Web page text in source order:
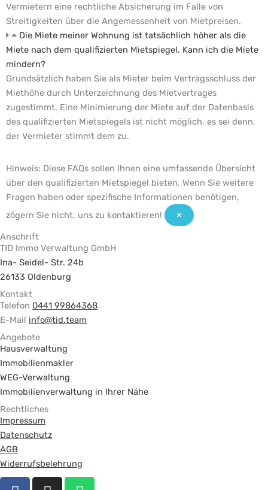
Vermietern eine rechtliche Absicherung im Falle von
Streitigkeiten über die Angemessenheit von Mietpreisen.
Die Miete meiner Wohnung ist tatsächlich höher als die
Miete nach dem qualifizierten Mietspiegel. Kann ich die Miete
mindern?
Grundsätzlich haben Sie als Mieter beim Vertragsschluss der
Miethöhe durch Unterzeichnung des Mietvertrages
zugestimmt. Eine Minimierung der Miete auf der Datenbasis
des qualifizierten Mietspiegels ist nicht möglich, es sei denn,
der Vermieter stimmt dem zu.
Hinweis: Diese FAQs sollen Ihnen eine umfassende Übersicht
über den qualifizierten Mietspiegel bieten. Wenn Sie weitere
Fragen haben oder spezifische Informationen benötigen,
zögern Sie nicht, uns zu kontaktieren!
×
Anschrift
TID Immo Verwaltung GmbH
Ina- Seidel- Str. 24b
26133 Oldenburg
Kontakt
Telefon 0441 99864368
E-Mail info@tid.team
Angebote
Hausverwaltung
Immobilienmakler
WEG-Verwaltung
Immobilienverwaltung in Ihrer Nähe
Rechtliches
Impressum
Datenschutz
AGB
Widerrufsbelehrung
F I W